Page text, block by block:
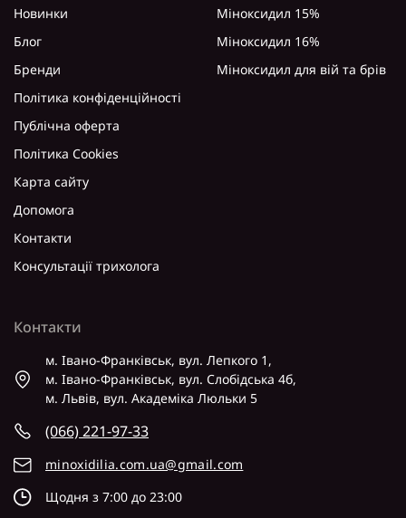
Новинки
Блог
Бренди
Політика конфіденційності
Публічна оферта
Політика Cookies
Карта сайту
Допомога
Контакти
Консультації трихолога
Міноксидил 15%
Міноксидил 16%
Міноксидил для вій та брів
Контакти
м. Івано-Франківськ, вул. Лепкого 1,
м. Івано-Франківськ, вул. Слобідська 4б,
м. Львів, вул. Академіка Люльки 5
(066) 221-97-33
minoxidilia.com.ua@gmail.com
Щодня з 7:00 до 23:00